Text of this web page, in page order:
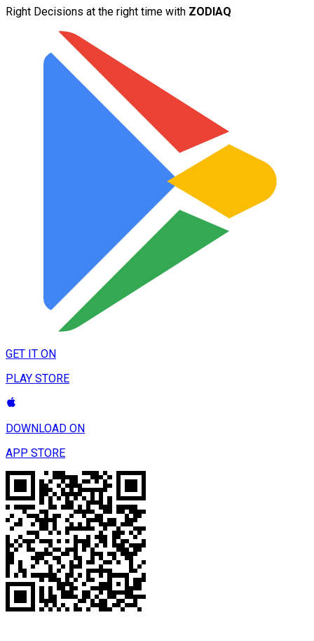
Right Decisions at the right time with ZODIAQ
GET IT ON
PLAY STORE
DOWNLOAD ON
APP STORE